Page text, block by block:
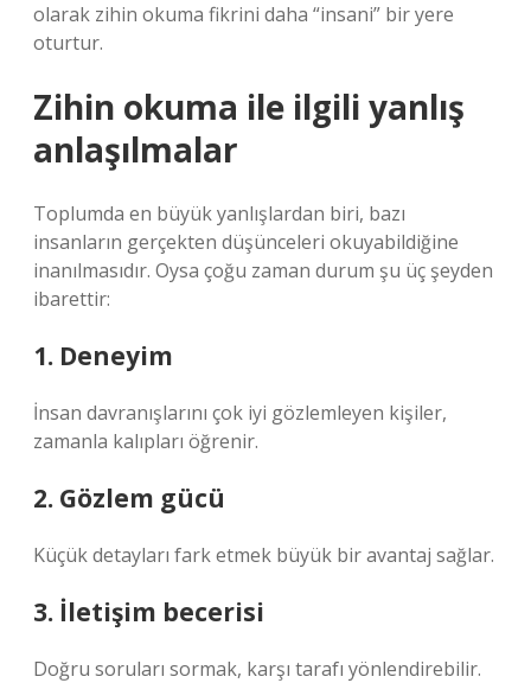
olarak zihin okuma fikrini daha “insani” bir yere
oturtur.
Zihin okuma ile ilgili yanlış
anlaşılmalar
Toplumda en büyük yanlışlardan biri, bazı
insanların gerçekten düşünceleri okuyabildiğine
inanılmasıdır. Oysa çoğu zaman durum şu üç şeyden
ibarettir:
1. Deneyim
İnsan davranışlarını çok iyi gözlemleyen kişiler,
zamanla kalıpları öğrenir.
2. Gözlem gücü
Küçük detayları fark etmek büyük bir avantaj sağlar.
3. İletişim becerisi
Doğru soruları sormak, karşı tarafı yönlendirebilir.